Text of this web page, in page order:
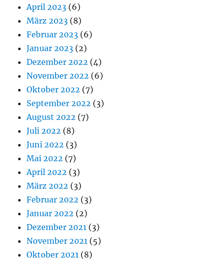
April 2023 (6)
März 2023 (8)
Februar 2023 (6)
Januar 2023 (2)
Dezember 2022 (4)
November 2022 (6)
Oktober 2022 (7)
September 2022 (3)
August 2022 (7)
Juli 2022 (8)
Juni 2022 (3)
Mai 2022 (7)
April 2022 (3)
März 2022 (3)
Februar 2022 (3)
Januar 2022 (2)
Dezember 2021 (3)
November 2021 (5)
Oktober 2021 (8)